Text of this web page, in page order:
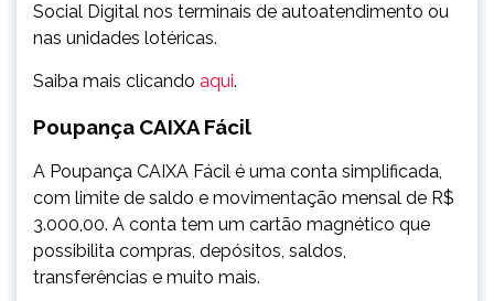
Social Digital nos terminais de autoatendimento ou
nas unidades lotéricas.
Saiba mais clicando aqui.
Poupança CAIXA Fácil
A Poupança CAIXA Fácil é uma conta simplificada,
com limite de saldo e movimentação mensal de R$
3.000,00. A conta tem um cartão magnético que
possibilita compras, depósitos, saldos,
transferências e muito mais.